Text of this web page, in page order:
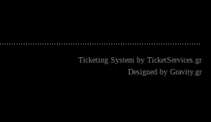
Ticketing System by TicketServices.gr
Designed by Gravity.gr